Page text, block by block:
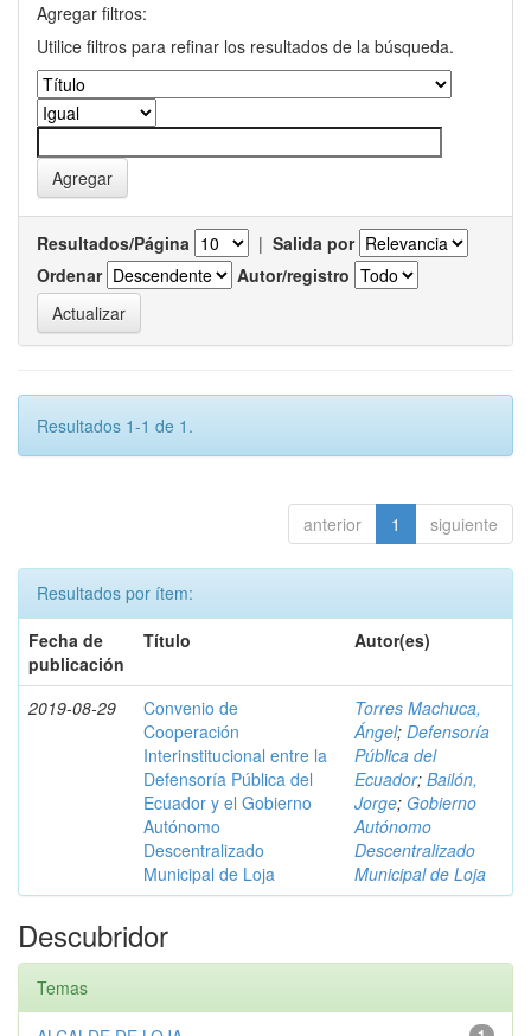
Agregar filtros:
Utilice filtros para refinar los resultados de la búsqueda.
Resultados/Página | Salida por
Ordenar
Autor/registro
Resultados 1-1 de 1.
anterior 1 siguiente
Resultados por ítem:
Fecha de
publicación
Título Autor(es)
2019-08-29
Convenio de
Cooperación
Interinstitucional entre la
Defensoría Pública del
Ecuador y el Gobierno
Autónomo
Descentralizado
Municipal de Loja
Torres Machuca,
Ángel; Defensoría
Pública del
Ecuador; Bailón,
Jorge; Gobierno
Autónomo
Descentralizado
Municipal de Loja
Descubridor
Temas